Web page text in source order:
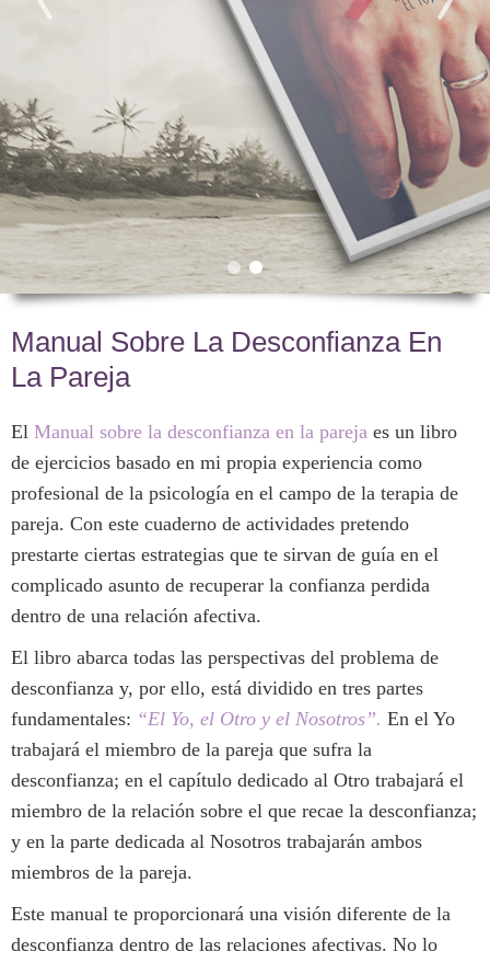
Manual Sobre La Desconfianza En
La Pareja
El Manual sobre la desconfianza en la pareja es un libro
de ejercicios basado en mi propia experiencia como
profesional de la psicología en el campo de la terapia de
pareja. Con este cuaderno de actividades pretendo
prestarte ciertas estrategias que te sirvan de guía en el
complicado asunto de recuperar la confianza perdida
dentro de una relación afectiva.
El libro abarca todas las perspectivas del problema de
desconfianza y, por ello, está dividido en tres partes
fundamentales: “El Yo, el Otro y el Nosotros”. En el Yo
trabajará el miembro de la pareja que sufra la
desconfianza; en el capítulo dedicado al Otro trabajará el
miembro de la relación sobre el que recae la desconfianza;
y en la parte dedicada al Nosotros trabajarán ambos
miembros de la pareja.
Este manual te proporcionará una visión diferente de la
desconfianza dentro de las relaciones afectivas. No lo